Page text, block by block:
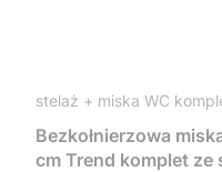
stelaż + miska WC
Bezkołnierzowa
cm Trend komplet